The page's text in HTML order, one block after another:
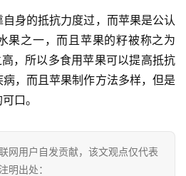
身的抵抗力度过，而苹果是公认
果之一，而且苹果的籽被称之为
，所以多食用苹果可以提高抵抗
，而且苹果制作方法多样，但是
口。
网用户自发贡献，该文观点仅代表
明出处：